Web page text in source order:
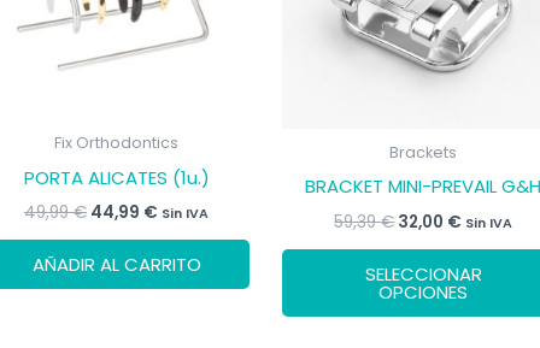
Fix Orthodontics
PORTA ALICATES (1u.)
49,99€ El
era:
49,99 €.
44,99 € El
es:
44,99 €.
Sin IVA
AÑADIR AL CARRITO
Brackets
BRACKET MINI-PREVAIL G&H
59,39€El
era:
59,39 €.
32,00 € El
es:
32,00 €.
Sin IVA
SELECCIONAR
OPCIONES